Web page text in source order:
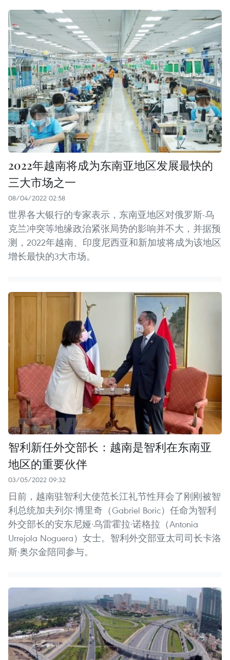
2022年越南将成为东南亚地区发展最快的
三大市场之一
08/04/2022 02:58
世界各大银行的专家表示，东南亚地区对俄罗斯-乌
克兰冲突等地缘政治紧张局势的影响并不大，并据预
测，2022年越南、印度尼西亚和新加坡将成为该地区
增长最快的3大市场。
智利新任外交部长：越南是智利在东南亚
地区的重要伙伴
03/05/2022 09:32
日前，越南驻智利大使范长江礼节性拜会了刚刚被智
利总统加夫列尔·博里奇（Gabriel Boric）任命为智利
外交部长的安东尼娅·乌雷霍拉·诺格拉（Antonia
Urrejola Noguera）女士。智利外交部亚太司司长卡洛
斯·奥尔金陪同参与。